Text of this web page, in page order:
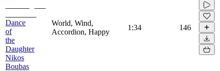
Dance
of
the
Daughter
Nikos
Boubas
World, Wind,
Accordion, Happy
1:34 146